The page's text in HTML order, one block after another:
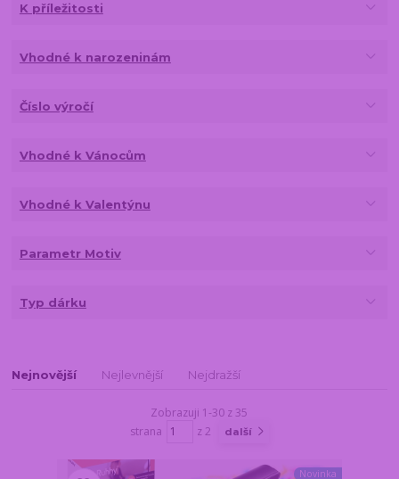
K příležitosti
Vhodné k narozeninám
Číslo výročí
Vhodné k Vánocům
Vhodné k Valentýnu
Parametr Motiv
Typ dárku
Nejnovější Nejlevnější Nejdražší
Zobrazuji 1-30 z 35
strana
z 2 další
Novinka